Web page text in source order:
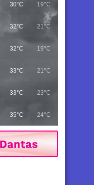
30°C 19°C
32°C 21°C
32°C 19°C
33°C 21°C
33°C 23°C
35°C 24°C